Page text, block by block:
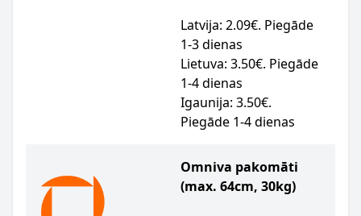
Latvija: 2.09€. Piegāde
1-3 dienas
Lietuva: 3.50€. Piegāde
1-4 dienas
Igaunija: 3.50€.
Piegāde 1-4 dienas
Omniva pakomāti
(max. 64cm, 30kg)